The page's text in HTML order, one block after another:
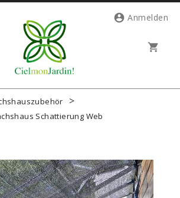
shopping_cart
 Anmelden
Schattierung Web